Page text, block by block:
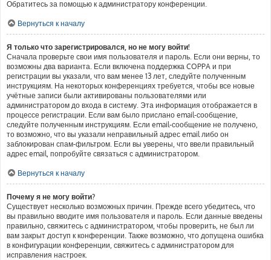
Обратитесь за помощью к администратору конференции.
Вернуться к началу
Я только что зарегистрировался, но не могу войти!
Сначала проверьте свои имя пользователя и пароль. Если они верны, то
возможны два варианта. Если включена поддержка COPPA и при
регистрации вы указали, что вам менее 13 лет, следуйте полученным
инструкциям. На некоторых конференциях требуется, чтобы все новые
учётные записи были активированы пользователями или
администратором до входа в систему. Эта информация отображается в
процессе регистрации. Если вам было прислано email-сообщение,
следуйте полученным инструкциям. Если email-сообщение не получено,
то возможно, что вы указали неправильный адрес email либо он
заблокирован спам-фильтром. Если вы уверены, что ввели правильный
адрес email, попробуйте связаться с администратором.
Вернуться к началу
Почему я не могу войти?
Существует несколько возможных причин. Прежде всего убедитесь, что
вы правильно вводите имя пользователя и пароль. Если данные введены
правильно, свяжитесь с администратором, чтобы проверить, не был ли
вам закрыт доступ к конференции. Также возможно, что допущена ошибка
в конфигурации конференции, свяжитесь с администратором для
исправления настроек.